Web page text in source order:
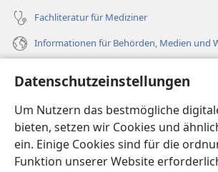
Datenschutzeinstellungen
Um Nutzern das bestmögliche
bieten, setzen wir Cookies und
ein. Einige Cookies sind für die
Funktion unserer Website
Fachliteratur für Mediziner
Informationen für Behörden, Medien und
Spenden
(öffnet
neues
Fenster)Wachtturm ONLINE-BIBLIOTHEK
(öffnet
neues